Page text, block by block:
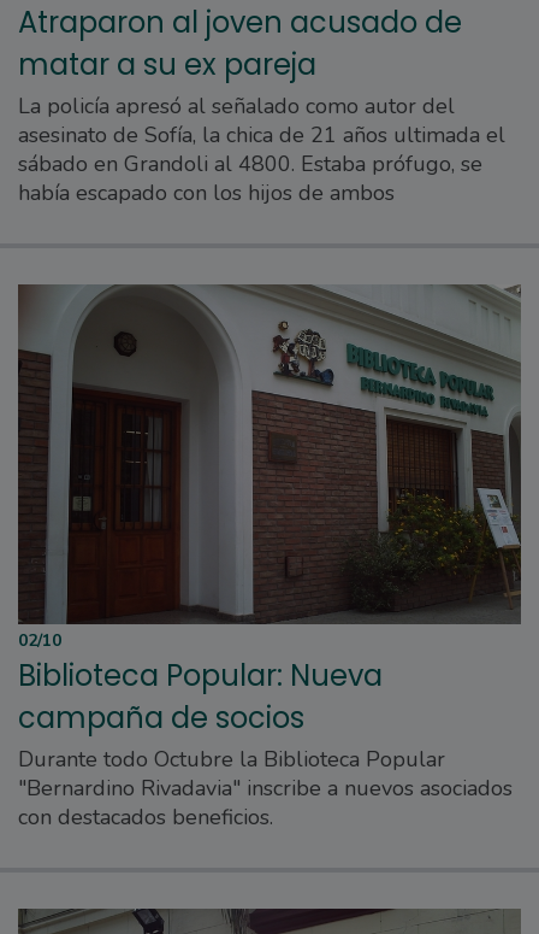
Atraparon al joven acusado de
matar a su ex pareja
La policía apresó al señalado como autor del
asesinato de Sofía, la chica de 21 años ultimada el
sábado en Grandoli al 4800. Estaba prófugo, se
había escapado con los hijos de ambos
02/10
Biblioteca Popular: Nueva
campaña de socios
Durante todo Octubre la Biblioteca Popular
"Bernardino Rivadavia" inscribe a nuevos asociados
con destacados beneficios.